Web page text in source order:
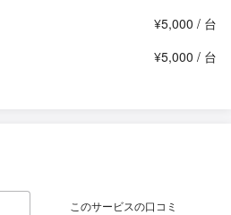
¥5,000 / 台
¥5,000 / 台
このサービスの口コミ